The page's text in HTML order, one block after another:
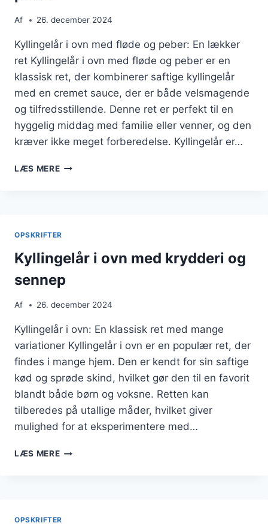
Af 26. december 2024
Kyllingelår i ovn med fløde og peber: En lækker
ret Kyllingelår i ovn med fløde og peber er en
klassisk ret, der kombinerer saftige kyllingelår
med en cremet sauce, der er både velsmagende
og tilfredsstillende. Denne ret er perfekt til en
hyggelig middag med familie eller venner, og den
kræver ikke meget forberedelse. Kyllingelår er…
LÆS MEREKYLLINGELÅR
OPSKRIFTER
Kyllingelår i ovn med krydderi og
sennep
Af 26. december 2024
Kyllingelår i ovn: En klassisk ret med mange
variationer Kyllingelår i ovn er en populær ret, der
findes i mange hjem. Den er kendt for sin saftige
kød og sprøde skind, hvilket gør den til en favorit
blandt både børn og voksne. Retten kan
tilberedes på utallige måder, hvilket giver
mulighed for at eksperimentere med…
LÆS MEREKYLLINGELÅR
OPSKRIFTER